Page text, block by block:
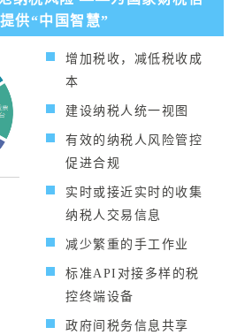
供“中国智慧”
增加税收，减低税收成
本
建设纳税人统一视图
有效的纳税人风险管控
促进合规
实时或接近实时的收集
纳税人交易信息
减少繁重的手工作业
标准API对接多样的税
控终端设备
政府间税务信息共享